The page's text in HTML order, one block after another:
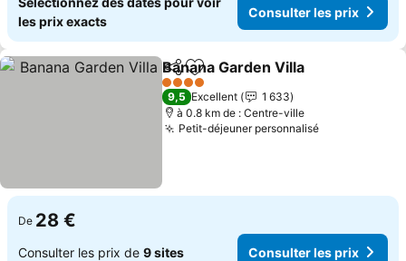
les prix exacts
Consulter les prix
PartagerAjouter à mes favoris
Banana Garden Villa
4 Étoiles
9,5 Excellent
1 633
à 0.8 km de : Centre-ville
Petit-déjeuner personnalisé
De 28 €
Consulter les prix de 9 sites Consulter les prix